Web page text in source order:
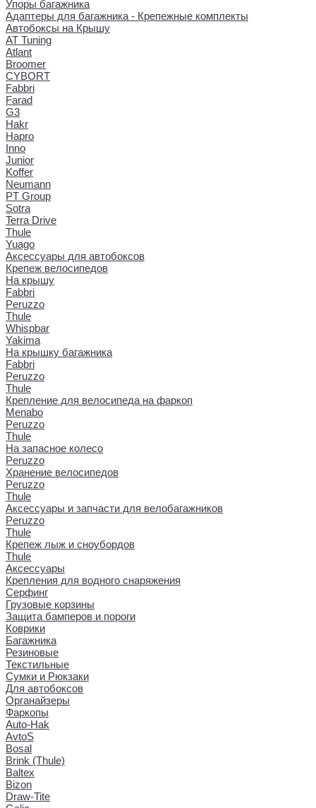
Упоры багажника
Адаптеры для багажника - Крепежные комплекты
Автобоксы на Крышу
AT Tuning
Atlant
Broomer
CYBORT
Fabbri
Farad
G3
Hakr
Hapro
Inno
Junior
Koffer
Neumann
PT Group
Sotra
Terra Drive
Thule
Yuago
Аксессуары для автобоксов
Крепеж велосипедов
На крышу
Fabbri
Peruzzo
Thule
Whispbar
Yakima
На крышку багажника
Fabbri
Peruzzo
Thule
Крепление для велосипеда на фаркоп
Menabo
Peruzzo
Thule
На запасное колесо
Peruzzo
Хранение велосипедов
Peruzzo
Thule
Аксессуары и запчасти для велобагажников
Peruzzo
Thule
Крепеж лыж и сноубордов
Thule
Аксессуары
Крепления для водного снаряжения
Серфинг
Грузовые корзины
Защита бамперов и пороги
Коврики
Багажника
Резиновые
Текстильные
Сумки и Рюкзаки
Для автобоксов
Органайзеры
Фаркопы
Auto-Hak
AvtoS
Bosal
Brink (Thule)
Baltex
Bizon
Draw-Tite